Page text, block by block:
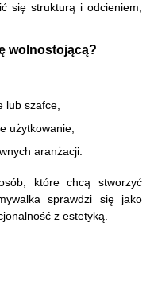
się strukturą i odcieniem,
wolnostojącą?
lub szafce,
użytkowanie,
aranżacji.
które chcą stworzyć
sprawdzi się jako
z estetyką.